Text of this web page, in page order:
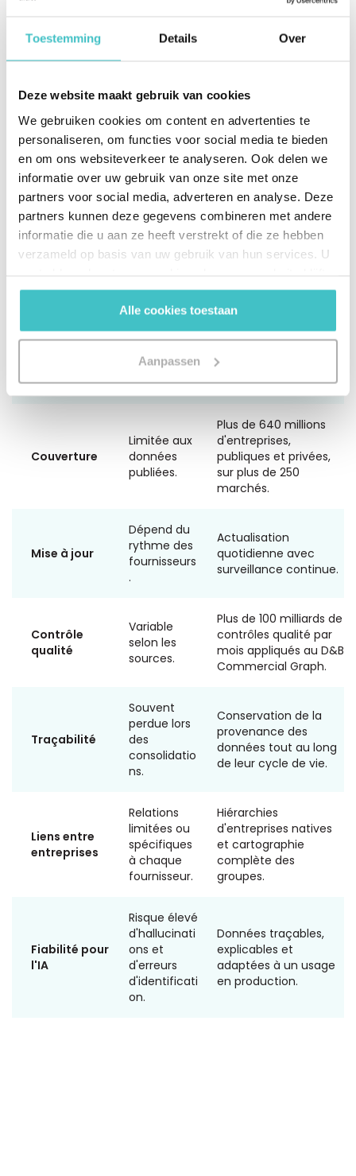
Toestemming Details Over
Deze website maakt gebruik van cookies
We gebruiken cookies om content en advertenties te
personaliseren, om functies voor social media te bieden
en om ons websiteverkeer te analyseren. Ook delen we
informatie over uw gebruik van onze site met onze
partners voor social media, adverteren en analyse. Deze
partners kunnen deze gegevens combineren met andere
informatie die u aan ze heeft verstrekt of die ze hebben
verzameld op basis van uw gebruik van hun services. U
gebruiken.
Alle cookies toestaan
Aanpassen
Critère
Données
D&B Commercial
Origine des
données
Données
acquises
auprès de
tiers ou
issues de
sources
publiques.
Données collectées
directement par
Altares (registres
officiels, états
financiers, enquêtes,
réseaux d'échanges
commerciaux...)
entreprises
Rapproche
ment à
nom ou de
l'adresse,
avec un
risque
d'identificati
on.
grâce au numéro D-
U-N-S®.
Couverture
Limitée aux
données
publiées.
Plus de 640 millions
d'entreprises,
publiques et privées,
sur plus de 250
marchés.
Mise à jour
Dépend du
rythme des
fournisseurs
.
Actualisation
quotidienne avec
surveillance continue.
Contrôle
qualité
Variable
selon les
sources.
Plus de 100 milliards de
contrôles qualité par
mois appliqués au D&B
Commercial Graph.
Traçabilité
Souvent
perdue lors
des
consolidatio
ns.
Conservation de la
provenance des
données tout au long
de leur cycle de vie.
Liens entre
entreprises
Relations
limitées ou
spécifiques
à chaque
fournisseur.
Hiérarchies
d'entreprises natives
et cartographie
complète des
groupes.
Fiabilité pour
l'IA
Risque élevé
d'hallucinati
ons et
d'erreurs
d'identificati
on.
Données traçables,
explicables et
adaptées à un usage
en production.